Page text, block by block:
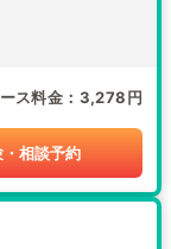
ス料金 3,278円
・相談予約